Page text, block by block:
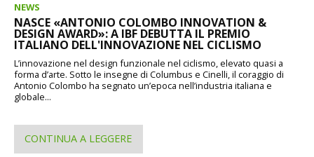
NEWS
NASCE «ANTONIO COLOMBO INNOVATION &
DESIGN AWARD»: A IBF DEBUTTA IL PREMIO
ITALIANO DELL'INNOVAZIONE NEL CICLISMO
L’innovazione nel design funzionale nel ciclismo, elevato quasi a
forma d’arte. Sotto le insegne di Columbus e Cinelli, il coraggio di
Antonio Colombo ha segnato un’epoca nell’industria italiana e
globale...
CONTINUA A LEGGERE